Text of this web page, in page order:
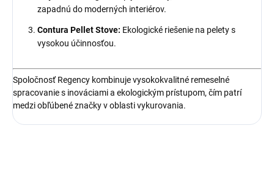
zapadnú do moderných interiérov.
Contura Pellet Stove: Ekologické riešenie na pelety s
vysokou účinnosťou.
Spoločnosť Regency kombinuje vysokokvalitné remeselné
spracovanie s inováciami a ekologickým prístupom, čím patrí
medzi obľúbené značky v oblasti vykurovania.